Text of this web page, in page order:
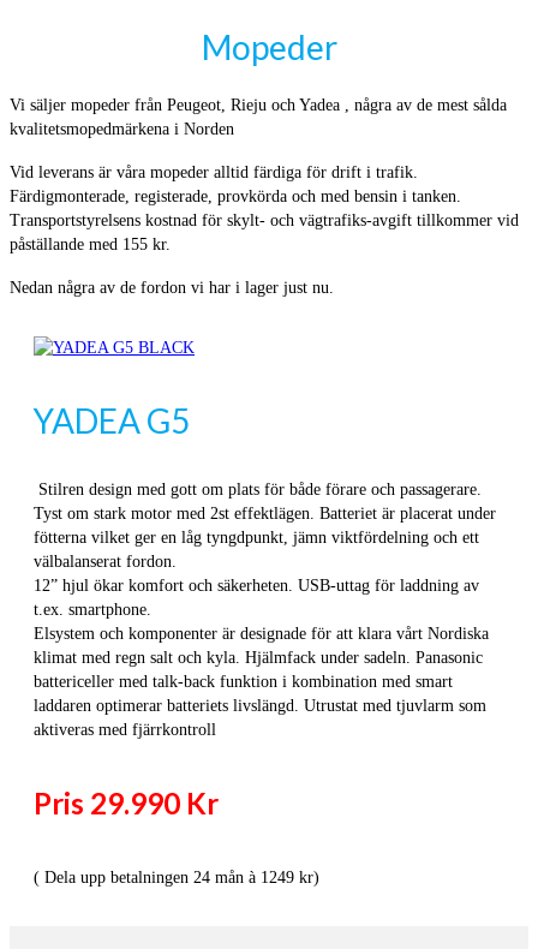
Mopeder
Vi säljer mopeder från Peugeot, Rieju och Yadea , några av de mest sålda
kvalitetsmopedmärkena i Norden
Vid leverans är våra mopeder alltid färdiga för drift i trafik.
Färdigmonterade, registerade, provkörda och med bensin i tanken.
Transportstyrelsens kostnad för skylt- och vägtrafiks-avgift tillkommer vid
påställande med 155 kr.
Nedan några av de fordon vi har i lager just nu.
YADEA G5
Stilren design med gott om plats för både förare och passagerare.
Tyst om stark motor med 2st effektlägen. Batteriet är placerat under
fötterna vilket ger en låg tyngdpunkt, jämn viktfördelning och ett
välbalanserat fordon.
12” hjul ökar komfort och säkerheten. USB-uttag för laddning av
t.ex. smartphone.
Elsystem och komponenter är designade för att klara vårt Nordiska
klimat med regn salt och kyla. Hjälmfack under sadeln. Panasonic
battericeller med talk-back funktion i kombination med smart
laddaren optimerar batteriets livslängd. Utrustat med tjuvlarm som
aktiveras med fjärrkontroll
Pris 29.990 Kr
( Dela upp betalningen 24 mån à 1249 kr)